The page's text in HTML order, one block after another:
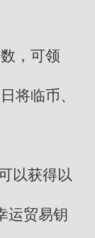
，可领
将临币、
以获得以
运贸易钥